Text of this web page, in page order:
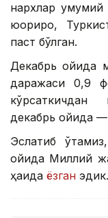
нархлар умумий
юқорироқ,
паст бўлган.
Декабрь ойида
даражаси 0,9
кўрсаткичдан
декабрь ойида
Эслатиб
ойида Миллий
ҳақида ёзган эдик.